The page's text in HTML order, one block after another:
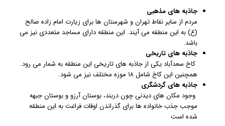
جاذبه های مذهبی
مردم از سایر نقاط تهران و شهرستان ها برای زیارت امام زاده صالح
(ع) به این منطقه می آیند. این منطقه دارای مساجد متعددی نیز می
باشد.
جاذبه های تاریخی
کاخ سعدآباد یکی از جاذبه های تاریخی این منطقه به شمار می رود.
همچنین این کاخ شامل ۱۸ موزه مختلف نیز می شود.
جاذبه های گردشگری
وجود مکان های دیدنی چون دربند، بوستان آرزو و بوستان جبهه
موجب جذب خانواده ها برای گذراندن اوقات فراغت به این منطقه
شده است